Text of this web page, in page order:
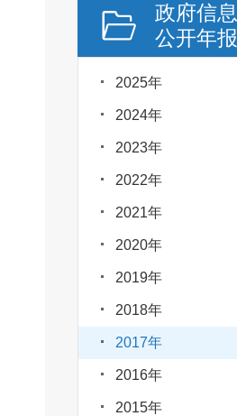
政府信息
公开年报
2025年
2024年
2023年
2022年
2021年
2020年
2019年
2018年
2017年
2016年
2015年